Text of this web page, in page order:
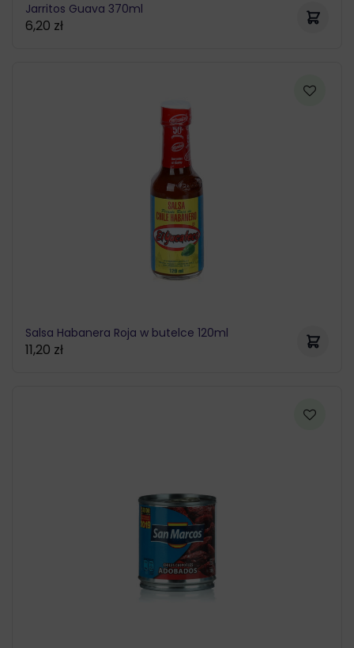
Jarritos Guava 370ml
6,20 zł
Salsa Habanera Roja w butelce 120ml
11,20 zł